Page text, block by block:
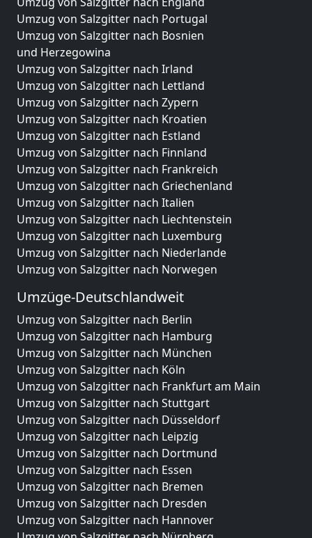
Umzug von Salzgitter nach Portugal
Umzug von Salzgitter nach Bosnien
und Herzegowina
Umzug von Salzgitter nach Irland
Umzug von Salzgitter nach Lettland
Umzug von Salzgitter nach Zypern
Umzug von Salzgitter nach Kroatien
Umzug von Salzgitter nach Estland
Umzug von Salzgitter nach Finnland
Umzug von Salzgitter nach Frankreich
Umzug von Salzgitter nach Griechenland
Umzug von Salzgitter nach Italien
Umzug von Salzgitter nach Liechtenstein
Umzug von Salzgitter nach Luxemburg
Umzug von Salzgitter nach Niederlande
Umzug von Salzgitter nach Norwegen
Umzüge-Deutschlandweit
Umzug von Salzgitter nach Berlin
Umzug von Salzgitter nach Hamburg
Umzug von Salzgitter nach München
Umzug von Salzgitter nach Köln
Umzug von Salzgitter nach Frankfurt am Main
Umzug von Salzgitter nach Stuttgart
Umzug von Salzgitter nach Düsseldorf
Umzug von Salzgitter nach Leipzig
Umzug von Salzgitter nach Dortmund
Umzug von Salzgitter nach Essen
Umzug von Salzgitter nach Bremen
Umzug von Salzgitter nach Dresden
Umzug von Salzgitter nach Hannover